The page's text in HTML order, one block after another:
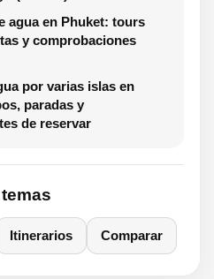
agua en Phuket: tours
y comprobaciones
por varias islas en
paradas y
de reservar
Itinerarios Comparar